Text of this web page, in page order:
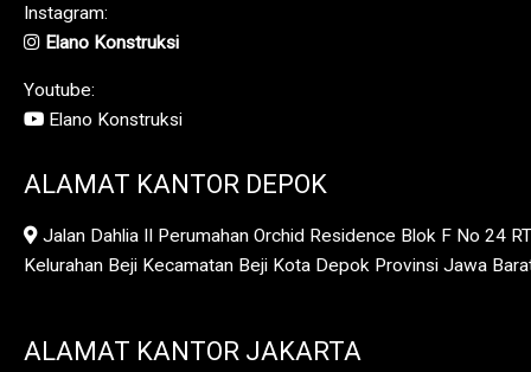
Instagram:
Elano Konstruksi
Youtube:
Elano Konstruksi
ALAMAT KANTOR DEPOK
Jalan Dahlia II Perumahan Orchid Residence Blok F No 24
Kelurahan Beji Kecamatan Beji Kota Depok Provinsi Jawa
ALAMAT KANTOR JAKARTA